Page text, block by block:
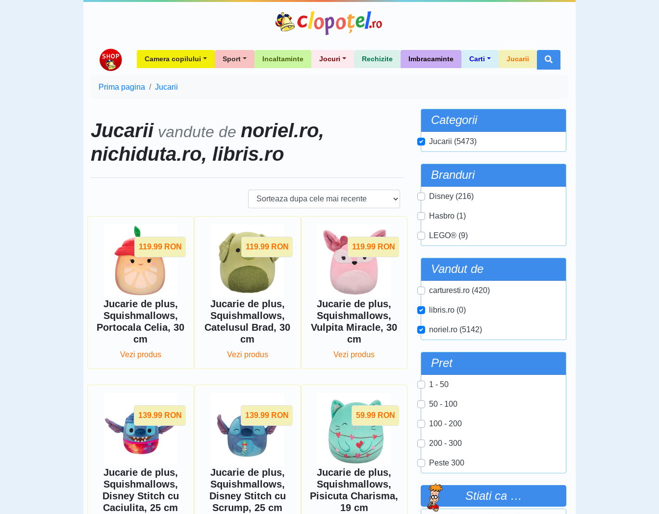
Camera copilului Sport Incaltaminte Jocuri Rechizite Imbracaminte Carti Jucarii
Prima pagina Jucarii
Jucarii vandute de noriel.ro,
nichiduta.ro, libris.ro
119.99 RON
Jucarie de plus,
Squishmallows,
Portocala Celia, 30
cm
Vezi produs
119.99 RON
Jucarie de plus,
Squishmallows,
Catelusul Brad, 30
cm
Vezi produs
119.99 RON
Jucarie de plus,
Squishmallows,
Vulpita Miracle, 30
cm
Vezi produs
139.99 RON
Jucarie de plus,
Squishmallows,
Disney Stitch cu
Caciulita, 25 cm
139.99 RON
Jucarie de plus,
Squishmallows,
Disney Stitch cu
Scrump, 25 cm
59.99 RON
Jucarie de plus,
Squishmallows,
Pisicuta Charisma,
19 cm
Categorii
Jucarii (5473)
Branduri
Disney (216)
Hasbro (1)
LEGO® (9)
Vandut de
carturesti.ro (420)
libris.ro (0)
noriel.ro (5142)
Pret
1 - 50
50 - 100
100 - 200
200 - 300
Peste 300
Stiati ca …